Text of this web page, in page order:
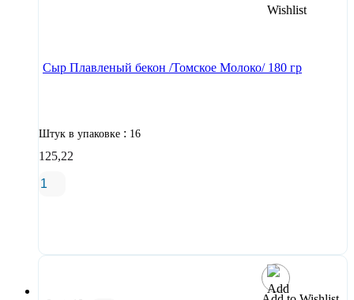
Сыр Плавленый бекон /Томское Молоко/ 180 гр
Штук в упаковке : 16
125,22